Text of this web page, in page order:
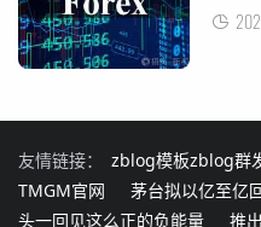
友情链接： zblog模板zblog群
TMGM官网
茅台拟以亿至亿
头一回见这么正的负能量
推